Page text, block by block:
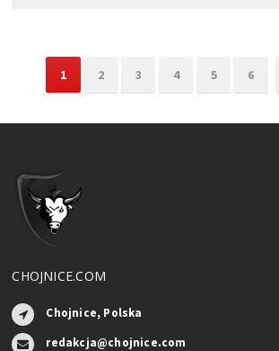
1 2 3 4 5 6
CHOJNICE.COM
Chojnice, Polska
redakcja@chojnice.com